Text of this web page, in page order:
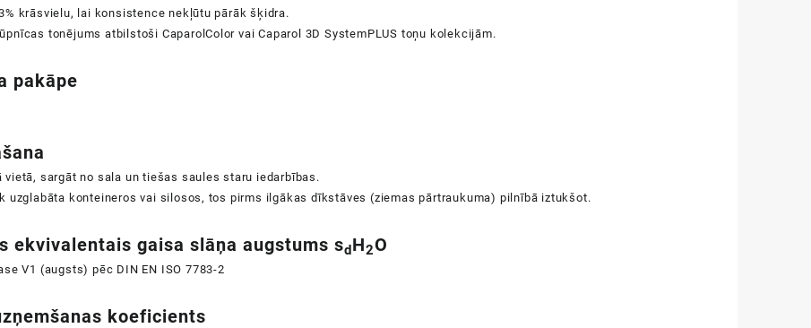
krāsvielu, lai konsistence nekļūtu pārāk šķidra.
tonējums atbilstoši CaparolColor vai Caparol 3D SystemPLUS toņu kolekcijām.
pakāpe
vietā, sargāt no sala un tiešas saules staru iedarbības.
uzglabāta konteineros vai silosos, tos pirms ilgākas dīkstāves (ziemas pārtraukuma) pilnībā iztukšot.
ekvivalentais gaisa slāņa augstums sdH2O
V1 (augsts) pēc DIN EN ISO 7783-2
koeficients